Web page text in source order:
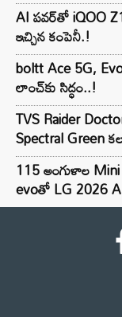
AI పవర్‌తో iQOO
ఇచ్చిన కంపెనీ.!
boltt Ace 5G,
లాంచ్‌కు సిద్ధం..!
TVS Raider
Spectral Green
115 అంగుళాల
evoతో LG 2026